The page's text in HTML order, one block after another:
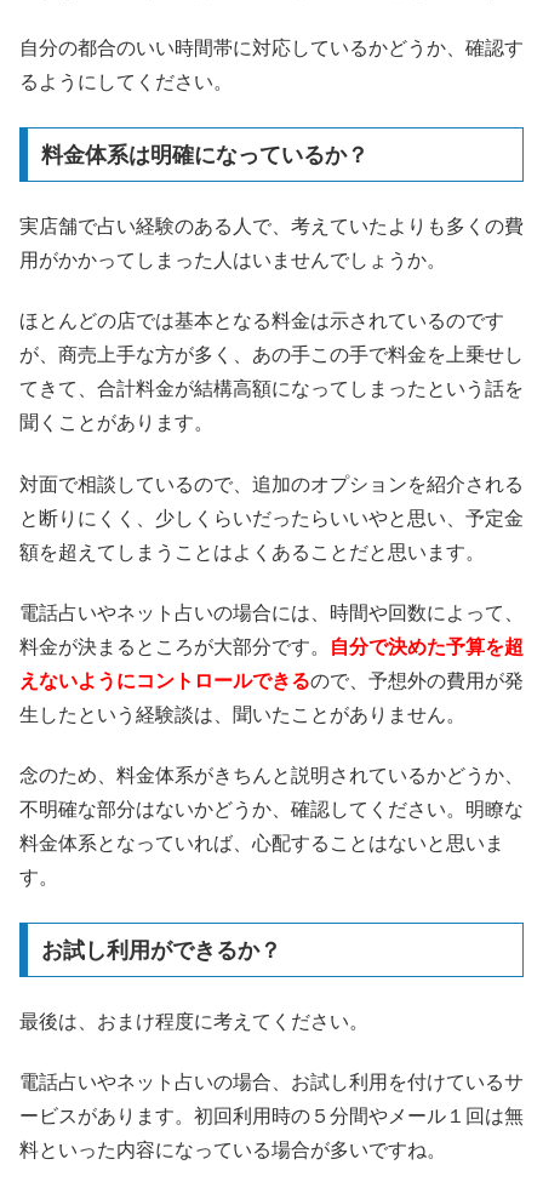
自分の都合のいい時間帯に対応しているかどうか、確認す
るようにしてください。
料金体系は明確になっているか？
実店舗で占い経験のある人で、考えていたよりも多くの費
用がかかってしまった人はいませんでしょうか。
ほとんどの店では基本となる料金は示されているのです
が、商売上手な方が多く、あの手この手で料金を上乗せし
てきて、合計料金が結構高額になってしまったという話を
聞くことがあります。
対面で相談しているので、追加のオプションを紹介される
と断りにくく、少しくらいだったらいいやと思い、予定金
額を超えてしまうことはよくあることだと思います。
電話占いやネット占いの場合には、時間や回数によって、
料金が決まるところが大部分です。
自分で決めた予算を超
えないようにコントロールできるので、予想外の費用が発
生したという経験談は、聞いたことがありません。
念のため、料金体系がきちんと説明されているかどうか、
不明確な部分はないかどうか、確認してください。明瞭な
料金体系となっていれば、心配することはないと思いま
す。
お試し利用ができるか？
最後は、おまけ程度に考えてください。
電話占いやネット占いの場合、お試し利用を付けているサ
ービスがあります。初回利用時の５分間やメール１回は無
料といった内容になっている場合が多いですね。